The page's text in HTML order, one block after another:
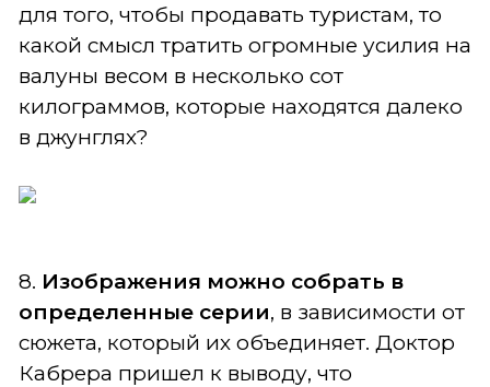
для того, чтобы продавать туристам, то
какой смысл тратить огромные усилия на
валуны весом в несколько сот
килограммов, которые находятся далеко
в джунглях?
8. Изображения можно собрать в
определенные серии, в зависимости от
сюжета, который их объединяет. Доктор
Кабрера пришел к выводу, что